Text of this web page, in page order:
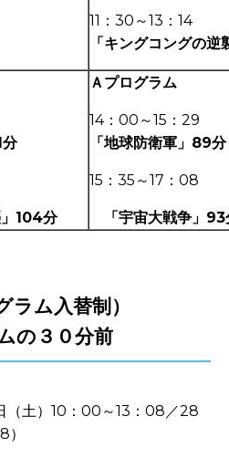
11：30～13：14
「キングコングの
分
」104分
Ａプログラム
14：00～15：29
「地球防衛軍」89分
15：35～17：08
「宇宙大戦争」93
ラム入替制）
の３０分前
（土）10：00～13：08／28